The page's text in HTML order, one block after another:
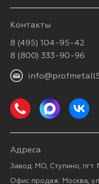
Контакты
8 (495) 104-95-42
8 (800) 333-90-96
Адреса
Завод: МО, Ступино, пгт.
Офис продаж: Москва,